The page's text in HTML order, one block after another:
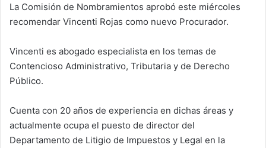
La Comisión de Nombramientos aprobó este miércoles
recomendar Vincenti Rojas como nuevo Procurador.
Vincenti es abogado especialista en los temas de
Contencioso Administrativo, Tributaria y de Derecho
Público.
Cuenta con 20 años de experiencia en dichas áreas y
actualmente ocupa el puesto de director del
Departamento de Litigio de Impuestos y Legal en la